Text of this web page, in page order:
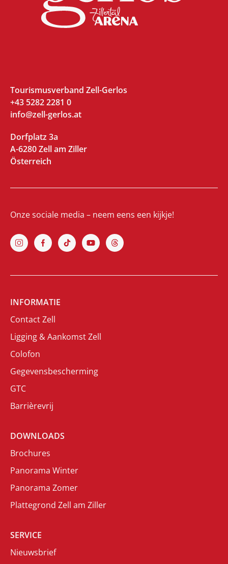
Tourismusverband Zell-Gerlos
+43 5282 2281 0
info@zell-gerlos.at
Dorfplatz 3a
A-6280 Zell am Ziller
Österreich
Onze sociale media – neem eens een kijkje!
INFORMATIE
Contact Zell
Ligging & Aankomst Zell
Colofon
Gegevensbescherming
GTC
Barrièrevrij
DOWNLOADS
Brochures
Panorama Winter
Panorama Zomer
Plattegrond Zell am Ziller
SERVICE
Nieuwsbrief